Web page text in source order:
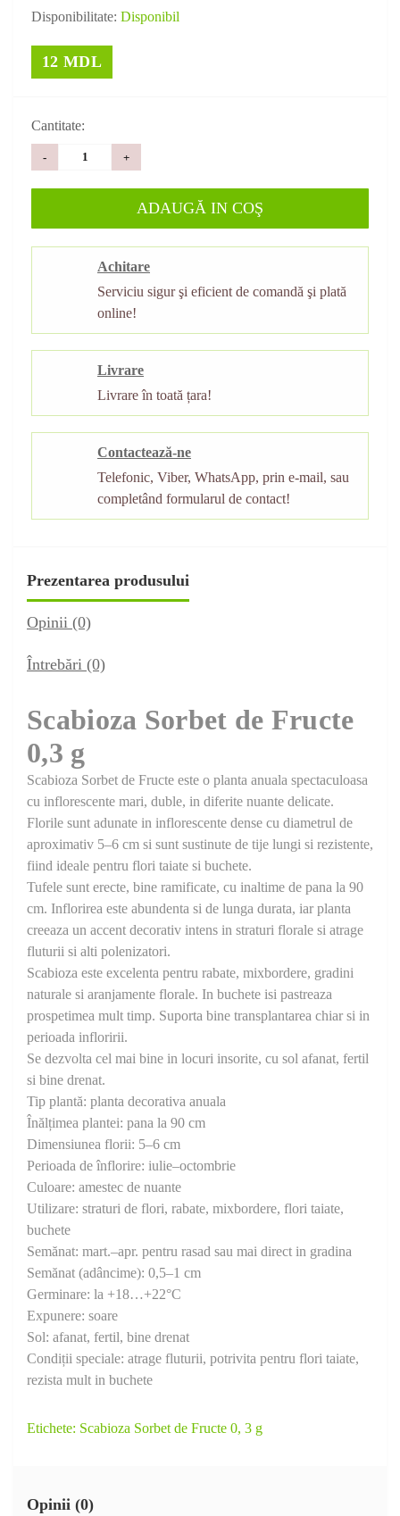
Disponibilitate: Disponibil
12 MDL
Cantitate:
- +
ADAUGĂ IN COŞ
Achitare
Serviciu sigur şi eficient de comandă şi plată
online!
Livrare
Livrare în toată țara!
Contactează-ne
Telefonic, Viber, WhatsApp, prin e-mail, sau
completând formularul de contact!
Prezentarea produsului
Opinii (0)
Întrebări (0)
Scabioza Sorbet de Fructe
0,3 g
Scabioza Sorbet de Fructe este o planta anuala spectaculoasa
cu inflorescente mari, duble, in diferite nuante delicate.
Florile sunt adunate in inflorescente dense cu diametrul de
aproximativ 5–6 cm si sunt sustinute de tije lungi si rezistente,
fiind ideale pentru flori taiate si buchete.
Tufele sunt erecte, bine ramificate, cu inaltime de pana la 90
cm. Inflorirea este abundenta si de lunga durata, iar planta
creeaza un accent decorativ intens in straturi florale si atrage
fluturii si alti polenizatori.
Scabioza este excelenta pentru rabate, mixbordere, gradini
naturale si aranjamente florale. In buchete isi pastreaza
prospetimea mult timp. Suporta bine transplantarea chiar si in
perioada infloririi.
Se dezvolta cel mai bine in locuri insorite, cu sol afanat, fertil
si bine drenat.
Tip plantă: planta decorativa anuala
Înălțimea plantei: pana la 90 cm
Dimensiunea florii: 5–6 cm
Perioada de înflorire: iulie–octombrie
Culoare: amestec de nuante
Utilizare: straturi de flori, rabate, mixbordere, flori taiate,
buchete
Semănat: mart.–apr. pentru rasad sau mai direct in gradina
Semănat (adâncime): 0,5–1 cm
Germinare: la +18…+22°C
Expunere: soare
Sol: afanat, fertil, bine drenat
Condiții speciale: atrage fluturii, potrivita pentru flori taiate,
rezista mult in buchete
Etichete: Scabioza Sorbet de Fructe 0, 3 g
Opinii (0)